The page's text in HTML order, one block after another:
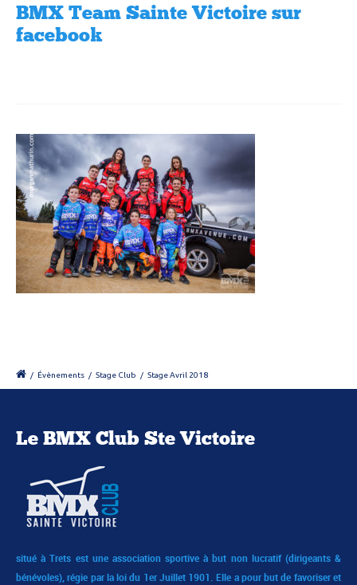
BMX Team Sainte Victoire sur
facebook
/ Évènements / Stage Club / Stage Avril 2018
Le BMX Club Ste Victoire
situé à Trets est une association sportive à but non lucratif (dirigeants &
bénévoles), régie par la loi du 1er Juillet 1901. Elle a pour but de favoriser et